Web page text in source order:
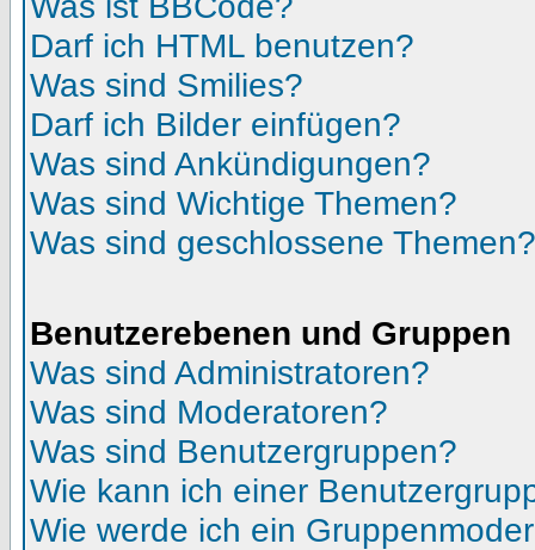
Darf ich HTML benutzen?
Was sind Smilies?
Darf ich Bilder einfügen?
Was sind Ankündigungen?
Was sind Wichtige Themen?
Was sind geschlossene Themen?
Benutzerebenen und Gruppen
Was sind Administratoren?
Was sind Moderatoren?
Was sind Benutzergruppen?
Wie kann ich einer
Wie werde ich ein